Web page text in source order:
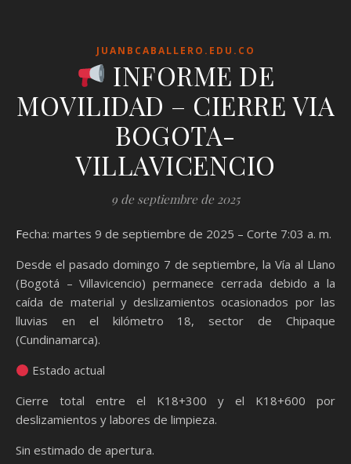
JUANBCABALLERO.EDU.CO
INFORME DE
MOVILIDAD – CIERRE VIA
BOGOTA-
VILLAVICENCIO
9 de septiembre de 2025
Fecha: martes 9 de septiembre de 2025 – Corte 7:03 a. m.
Desde el pasado domingo 7 de septiembre, la Vía al Llano
(Bogotá – Villavicencio) permanece cerrada debido a la
caída de material y deslizamientos ocasionados por las
lluvias en el kilómetro 18, sector de Chipaque
(Cundinamarca).
Estado actual
Cierre total entre el K18+300 y el K18+600 por
deslizamientos y labores de limpieza.
Sin estimado de apertura.